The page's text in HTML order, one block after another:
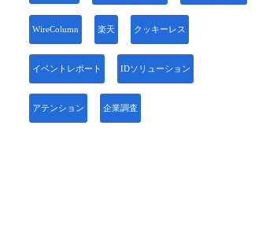
WireColumn 楽天 クッキーレス
イベントレポート IDソリューション
アテンション 企業調査